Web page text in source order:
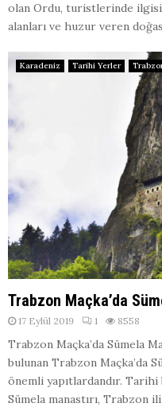
olan Ordu, turistlerinde
alanları ve huzur veren
Karadeniz Tarihi Yerler
Trabzon Maçka’da
17 Eylül 2019 1 8558
Trabzon Maçka’da Sümela
bulunan Trabzon Maçka’da
önemli yapıtlardandır.
Sümela manastırı, Trabzon